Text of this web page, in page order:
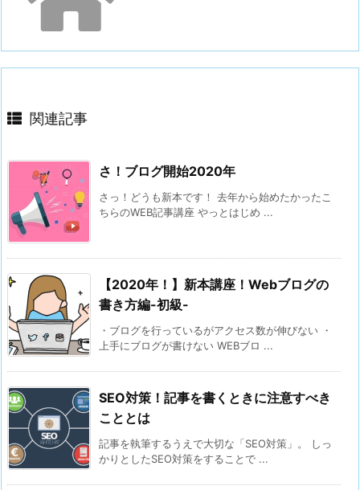
関連記事
さ！ブログ開始2020年
さっ！どうも新本です！ 去年から始めたかったこ
ちらのWEB記事講座 やっとはじめ ...
【2020年！】新本講座！Webブログの
書き方編-初級-
・ブログを行っているがアクセス数が伸びない ・
上手にブログが書けない WEBブロ ...
SEO対策！記事を書くときに注意すべき
こととは
記事を執筆するうえで大切な「SEO対策」。 しっ
かりとしたSEO対策をすることで ...